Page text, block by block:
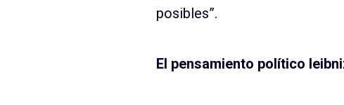
posibles”.
El pensamiento político